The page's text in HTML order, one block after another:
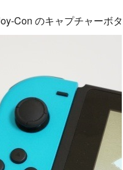
Con のキャプチャーボ